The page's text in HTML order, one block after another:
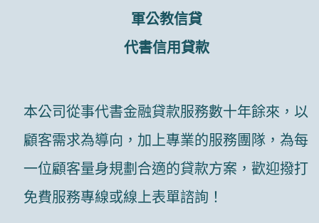
軍公教信貸
代書信用貸款
本公司從事代書金融貸款服務數十年餘來，以
顧客需求為導向，加上專業的服務團隊，為每
一位顧客量身規劃合適的貸款方案，歡迎撥打
免費服務專線或線上表單諮詢！